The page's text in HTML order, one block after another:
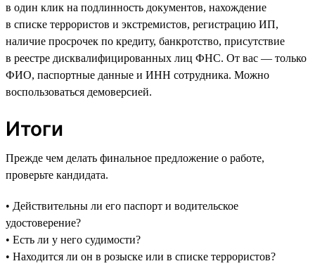
в один клик на подлинность документов, нахождение
в списке террористов и экстремистов, регистрацию ИП,
наличие просрочек по кредиту, банкротство, присутствие
в реестре дисквалифицированных лиц ФНС. От вас — только
ФИО, паспортные данные и ИНН сотрудника. Можно
воспользоваться демоверсией.
Итоги
Прежде чем делать финальное предложение о работе,
проверьте кандидата.
• Действительны ли его паспорт и водительское
удостоверение?
• Есть ли у него судимости?
• Находится ли он в розыске или в списке террористов?